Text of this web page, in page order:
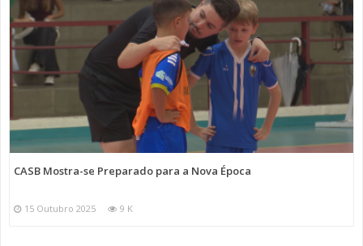
CASB Mostra-se Preparado para a Nova Época
15 Outubro 2025 9 K